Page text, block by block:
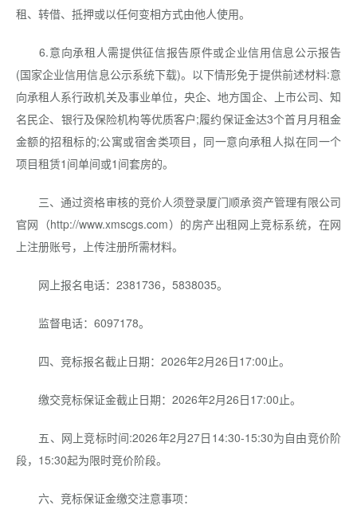
租、转借、抵押或以任何变相方式由他人使用。
6.意向承租人需提供征信报告原件或企业信用信息公示报告
(国家企业信用信息公示系统下载)。以下情形免于提供前述材料:意
向承租人系行政机关及事业单位，央企、地方国企、上市公司、知
名民企、银行及保险机构等优质客户;履约保证金达3个首月月租金
金额的招租标的;公寓或宿舍类项目，同一意向承租人拟在同一个
项目租赁1间单间或1间套房的。
三、通过资格审核的竞价人须登录厦门顺承资产管理有限公司
官网（http://www.xmscgs.com）的房产出租网上竞标系统，在网
上注册账号，上传注册所需材料。
网上报名电话：2381736，5838035。
监督电话：6097178。
四、竞标报名截止日期：2026年2月26日17:00止。
缴交竞标保证金截止日期：2026年2月26日17:00止。
五、网上竞标时间:2026年2月27日14:30-15:30为自由竞价阶
段，15:30起为限时竞价阶段。
六、竞标保证金缴交注意事项：